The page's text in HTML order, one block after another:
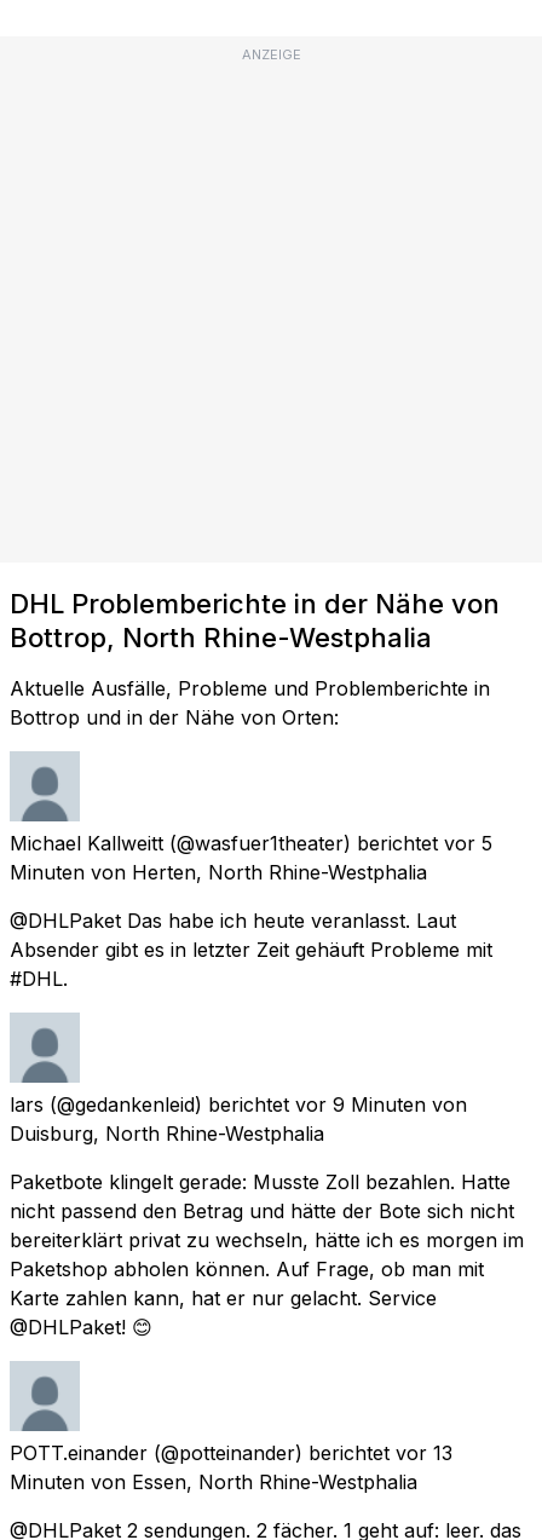
ANZEIGE
DHL Problemberichte in der Nähe von
Bottrop, North Rhine-Westphalia
Aktuelle Ausfälle, Probleme und Problemberichte in
Bottrop und in der Nähe von Orten:
Michael Kallweitt (@wasfuer1theater) berichtet vor 5
Minuten von Herten, North Rhine-Westphalia
@DHLPaket Das habe ich heute veranlasst. Laut
Absender gibt es in letzter Zeit gehäuft Probleme mit
#DHL.
lars (@gedankenleid) berichtet vor 9 Minuten von
Duisburg, North Rhine-Westphalia
Paketbote klingelt gerade: Musste Zoll bezahlen. Hatte
nicht passend den Betrag und hätte der Bote sich nicht
bereiterklärt privat zu wechseln, hätte ich es morgen im
Paketshop abholen können. Auf Frage, ob man mit
Karte zahlen kann, hat er nur gelacht. Service
@DHLPaket! 😊
POTT.einander (@potteinander) berichtet vor 13
Minuten von Essen, North Rhine-Westphalia
@DHLPaket 2 sendungen. 2 fächer. 1 geht auf: leer. das